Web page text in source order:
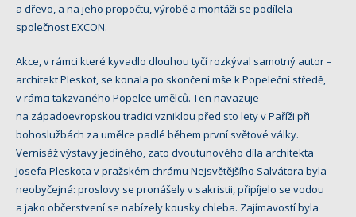
a dřevo, a na jeho propočtu, výrobě a montáži se podílela
společnost EXCON.
Akce, v rámci které kyvadlo dlouhou tyčí rozkýval samotný autor –
architekt Pleskot, se konala po skončení mše k Popeleční středě,
v rámci takzvaného Popelce umělců. Ten navazuje
na západoevropskou tradici vzniklou před sto lety v Paříži při
bohoslužbách za umělce padlé během první světové války.
Vernisáž výstavy jediného, zato dvoutunového díla architekta
Josefa Pleskota v pražském chrámu Nejsvětějšího Salvátora byla
neobyčejná: proslovy se pronášely v sakristii, připíjelo se vodou
a jako občerstvení se nabízely kousky chleba. Zajímavostí byla